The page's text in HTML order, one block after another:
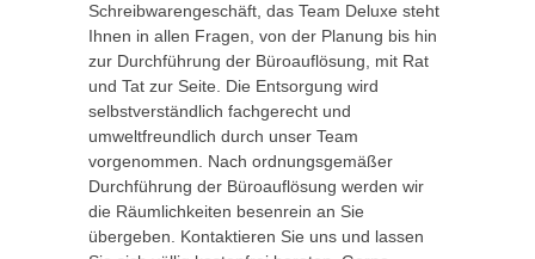
Schreibwarengeschäft, das Team Deluxe steht
Ihnen in allen Fragen, von der Planung bis hin
zur Durchführung der Büroauflösung, mit Rat
und Tat zur Seite. Die Entsorgung wird
selbstverständlich fachgerecht und
umweltfreundlich durch unser Team
vorgenommen. Nach ordnungsgemäßer
Durchführung der Büroauflösung werden wir
die Räumlichkeiten besenrein an Sie
übergeben. Kontaktieren Sie uns und lassen